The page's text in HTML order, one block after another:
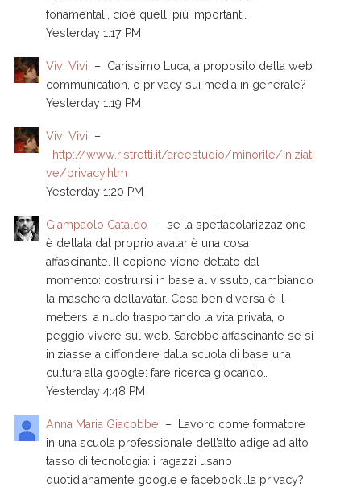
fonamentali, cioè quelli più importanti.
Yesterday 1:17 PM
Vivi Vivi – Carissimo Luca, a proposito della web
communication, o privacy sui media in generale?
Yesterday 1:19 PM
Vivi Vivi
–
http://www.ristretti.it/areestudio/minorile/iniziati
ve/privacy.htm
Yesterday 1:20 PM
Giampaolo Cataldo – se la spettacolarizzazione
è dettata dal proprio avatar è una cosa
affascinante. Il copione viene dettato dal
momento: costruirsi in base al vissuto, cambiando
la maschera dell’avatar. Cosa ben diversa è il
mettersi a nudo trasportando la vita privata, o
peggio vivere sul web. Sarebbe affascinante se si
iniziasse a diffondere dalla scuola di base una
cultura alla google: fare ricerca giocando…
Yesterday 4:48 PM
Anna Maria Giacobbe –
Lavoro come formatore
in una scuola professionale dell’alto adige ad alto
tasso di tecnologia: i ragazzi usano
quotidianamente google e facebook…la privacy?